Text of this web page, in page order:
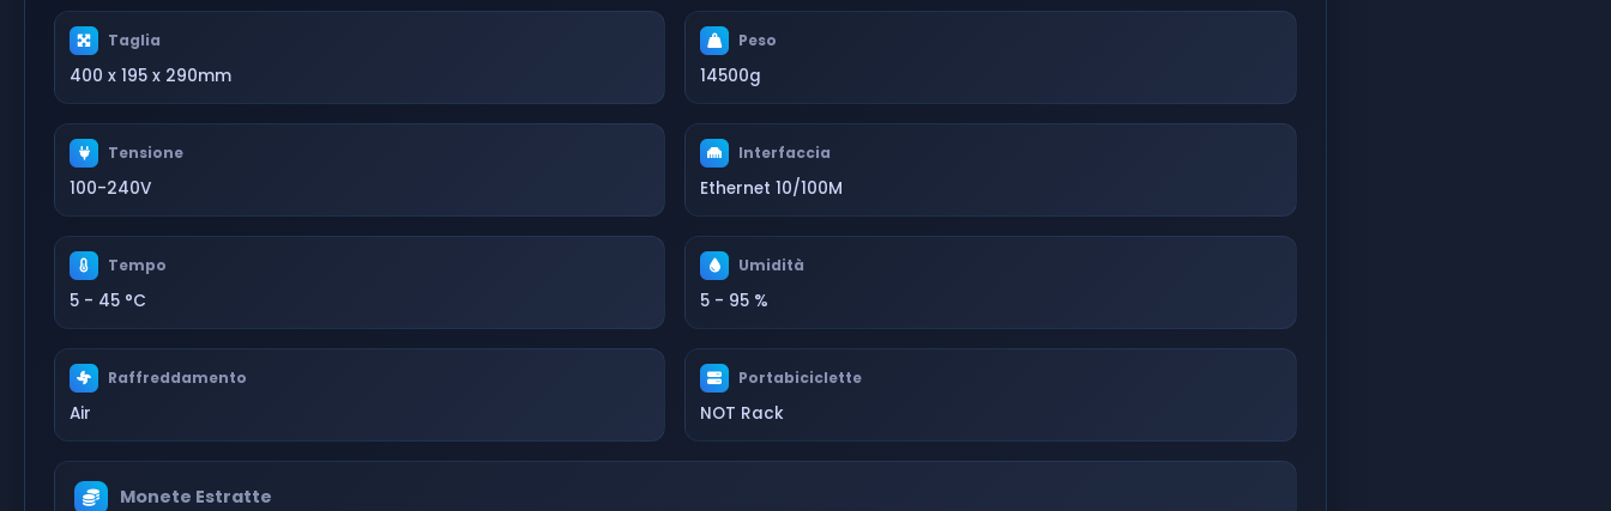
Taglia
400 x 195 x 290mm
Peso
14500g
Tensione
100-240V
Interfaccia
Ethernet 10/100M
Tempo
5 - 45 °C
Umidità
5 - 95 %
Raffreddamento
Air
Portabiciclette
NOT Rack
Monete Estratte